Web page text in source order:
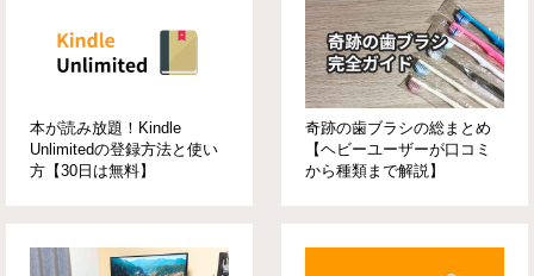
本が読み放題！Kindle
Unlimitedの登録方法と使い
方【30日は無料】
奇跡の歯ブラシの総まとめ
【ヘビーユーザーが口コミ
から種類まで解説】